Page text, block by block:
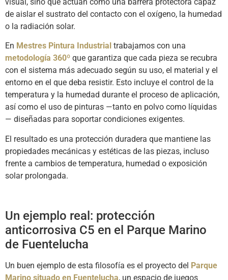
de aislar el sustrato del contacto con el oxígeno, la humedad
o la radiación solar.
En Mestres Pintura Industrial trabajamos con una
metodología 360º que garantiza que cada pieza se recubra
con el sistema más adecuado según su uso, el material y el
entorno en el que deba resistir. Esto incluye el control de la
temperatura y la humedad durante el proceso de aplicación,
así como el uso de pinturas —tanto en polvo como líquidas
— diseñadas para soportar condiciones exigentes.
El resultado es una protección duradera que mantiene las
propiedades mecánicas y estéticas de las piezas, incluso
frente a cambios de temperatura, humedad o exposición
solar prolongada.
Un ejemplo real: protección
anticorrosiva C5 en el Parque Marino
de Fuentelucha
Un buen ejemplo de esta filosofía es el proyecto del Parque
Marino situado en Fuentelucha, un espacio de juegos